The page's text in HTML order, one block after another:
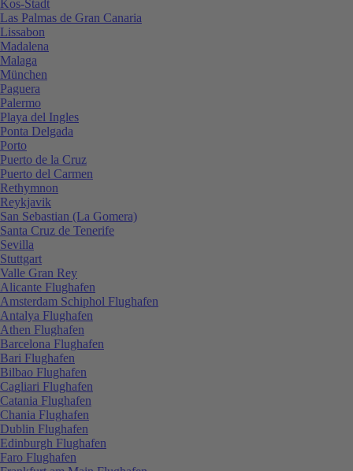
Kos-Stadt
Las Palmas de Gran Canaria
Lissabon
Madalena
Malaga
München
Paguera
Palermo
Playa del Ingles
Ponta Delgada
Porto
Puerto de la Cruz
Puerto del Carmen
Rethymnon
Reykjavik
San Sebastian (La Gomera)
Santa Cruz de Tenerife
Sevilla
Stuttgart
Valle Gran Rey
Alicante Flughafen
Amsterdam Schiphol Flughafen
Antalya Flughafen
Athen Flughafen
Barcelona Flughafen
Bari Flughafen
Bilbao Flughafen
Cagliari Flughafen
Catania Flughafen
Chania Flughafen
Dublin Flughafen
Edinburgh Flughafen
Faro Flughafen